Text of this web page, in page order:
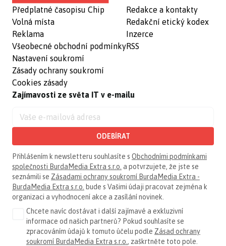
Předplatné časopisu Chip
Volná místa
Reklama
Všeobecné obchodní podmínky
Nastavení soukromí
Zásady ochrany soukromí
Cookies zásady
Redakce a kontakty
Redakční etický kodex
Inzerce
RSS
Zajímavosti ze světa IT v e-mailu
ODEBÍRAT
Přihlášením k newsletteru souhlasíte s Obchodními podmínkami
společnosti BurdaMedia Extra s.r.o. a potvrzujete, že jste se
seznámili se Zásadami ochrany soukromí BurdaMedia Extra -
BurdaMedia Extra s.r.o. bude s Vašimi údaji pracovat zejména k
organizaci a vyhodnocení akce a zasílání novinek.
Chcete navíc dostávat i další zajímavé a exkluzivní
informace od našich partnerů? Pokud souhlasíte se
zpracováním údajů k tomuto účelu podle Zásad ochrany
soukromí BurdaMedia Extra s.r.o. , zaškrtněte toto pole.